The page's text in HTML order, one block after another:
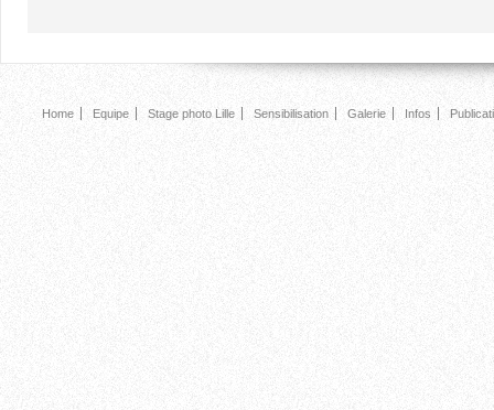
Home Equipe Stage photo Lille Sensibilisation Galerie Infos